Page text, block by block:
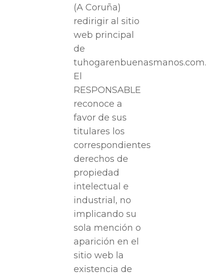
(A Coruña)
redirigir al sitio
web principal
de
tuhogarenbuenasmanos.com.
El
RESPONSABLE
reconoce a
favor de sus
titulares los
correspondientes
derechos de
propiedad
intelectual e
industrial, no
implicando su
sola mención o
aparición en el
sitio web la
existencia de